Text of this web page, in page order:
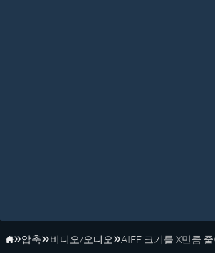
홈페이지
압축 비디오/오디오 AIFF 크기를 X만큼